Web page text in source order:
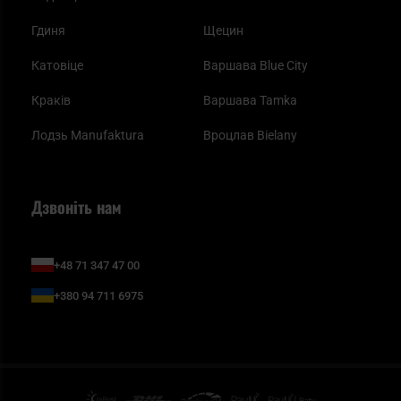
Гдиня
Катовіце
Краків
Лодзь Manufaktura
Щецин
Варшава Blue City
Варшава Tamka
Вроцлав Bielany
Дзвоніть нам
+48 71 347 47 00
+380 94 711 6975